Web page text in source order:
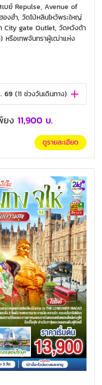
บย์ Repulse, Avenue of
งฮำ, วัดโป่หลินไหว้พระใหญ่
ท City gate Outlet, วัดหวังต้า
หรือเทพจันทราผู้เฒ่าแห่ง
69 (11 ช่วงวันเดินทาง)
ยง 11,900 บ.
ดูรายละเอียด